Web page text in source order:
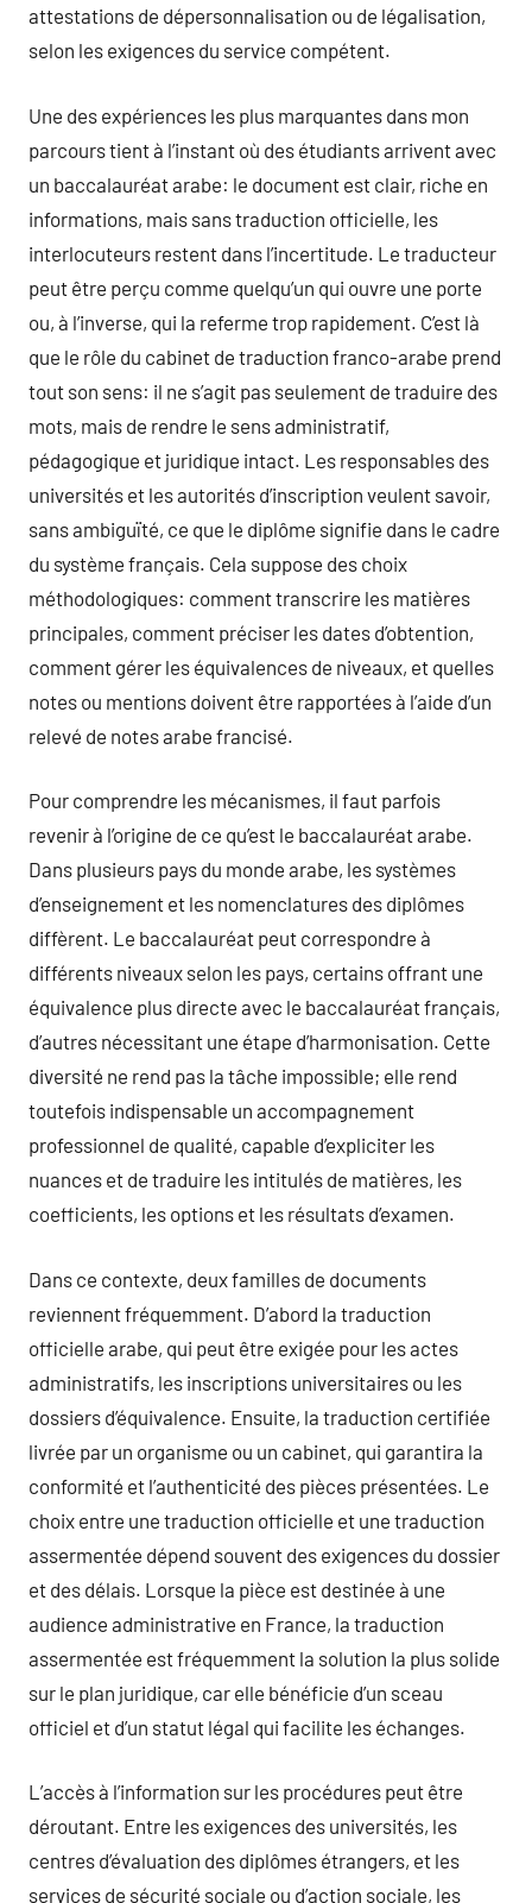
attestations de dépersonnalisation ou de légalisation,
selon les exigences du service compétent.
Une des expériences les plus marquantes dans mon
parcours tient à l’instant où des étudiants arrivent avec
un baccalauréat arabe: le document est clair, riche en
informations, mais sans traduction officielle, les
interlocuteurs restent dans l’incertitude. Le traducteur
peut être perçu comme quelqu’un qui ouvre une porte
ou, à l’inverse, qui la referme trop rapidement. C’est là
que le rôle du cabinet de traduction franco-arabe prend
tout son sens: il ne s’agit pas seulement de traduire des
mots, mais de rendre le sens administratif,
pédagogique et juridique intact. Les responsables des
universités et les autorités d’inscription veulent savoir,
sans ambiguïté, ce que le diplôme signifie dans le cadre
du système français. Cela suppose des choix
méthodologiques: comment transcrire les matières
principales, comment préciser les dates d’obtention,
comment gérer les équivalences de niveaux, et quelles
notes ou mentions doivent être rapportées à l’aide d’un
relevé de notes arabe francisé.
Pour comprendre les mécanismes, il faut parfois
revenir à l’origine de ce qu’est le baccalauréat arabe.
Dans plusieurs pays du monde arabe, les systèmes
d’enseignement et les nomenclatures des diplômes
diffèrent. Le baccalauréat peut correspondre à
différents niveaux selon les pays, certains offrant une
équivalence plus directe avec le baccalauréat français,
d’autres nécessitant une étape d’harmonisation. Cette
diversité ne rend pas la tâche impossible; elle rend
toutefois indispensable un accompagnement
professionnel de qualité, capable d’expliciter les
nuances et de traduire les intitulés de matières, les
coefficients, les options et les résultats d’examen.
Dans ce contexte, deux familles de documents
reviennent fréquemment. D’abord la traduction
officielle arabe, qui peut être exigée pour les actes
administratifs, les inscriptions universitaires ou les
dossiers d’équivalence. Ensuite, la traduction certifiée
livrée par un organisme ou un cabinet, qui garantira la
conformité et l’authenticité des pièces présentées. Le
choix entre une traduction officielle et une traduction
assermentée dépend souvent des exigences du dossier
et des délais. Lorsque la pièce est destinée à une
audience administrative en France, la traduction
assermentée est fréquemment la solution la plus solide
sur le plan juridique, car elle bénéficie d’un sceau
officiel et d’un statut légal qui facilite les échanges.
L’accès à l’information sur les procédures peut être
déroutant. Entre les exigences des universités, les
centres d’évaluation des diplômes étrangers, et les
services de sécurité sociale ou d’action sociale, les